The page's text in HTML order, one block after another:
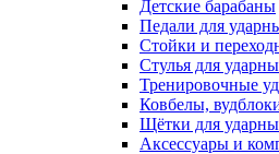
Детские барабаны
Педали для
Стойки и
Стулья для
Тренировочные
Ковбелы,
Щётки для
Аксесcуары и